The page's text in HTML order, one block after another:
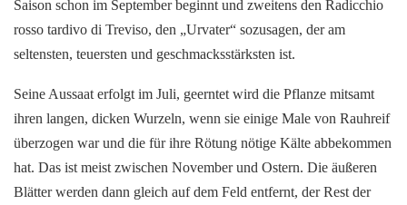
Saison schon im September beginnt und zweitens den Radicchio
rosso tardivo di Treviso, den „Urvater“ sozusagen, der am
seltensten, teuersten und geschmacksstärksten ist.
Seine Aussaat erfolgt im Juli, geerntet wird die Pflanze mitsamt
ihren langen, dicken Wurzeln, wenn sie einige Male von Rauhreif
überzogen war und die für ihre Rötung nötige Kälte abbekommen
hat. Das ist meist zwischen November und Ostern. Die äußeren
Blätter werden dann gleich auf dem Feld entfernt, der Rest der